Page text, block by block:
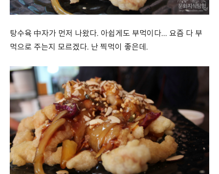
탕수육 中자가 먼저 나왔다. 아쉽게도 부먹이다... 요즘 다 부
먹으로 주는지 모르겠다. 난 찍먹이 좋은데.